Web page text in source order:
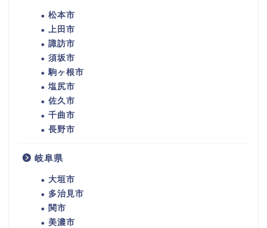
松本市
上田市
諏訪市
須坂市
駒ヶ根市
塩尻市
佐久市
千曲市
長野市
岐阜県
大垣市
多治見市
関市
美濃市